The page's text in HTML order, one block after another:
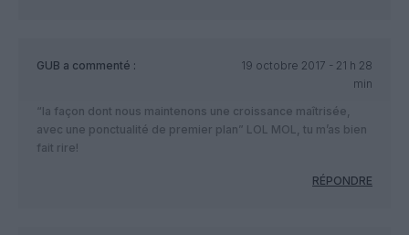
GUB a commenté :
19 octobre 2017 - 21 h 28
min
“la façon dont nous maintenons une croissance maîtrisée,
avec une ponctualité de premier plan” LOL MOL, tu m’as bien
fait rire!
RÉPONDRE